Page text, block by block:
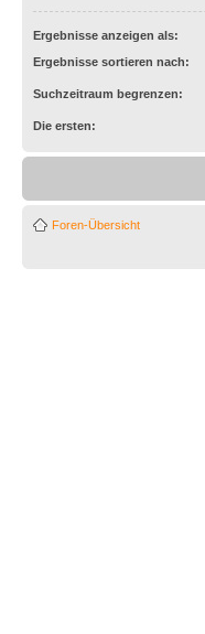
Ergebnisse anzeigen als:
Ergebnisse sortieren nach:
Suchzeitraum begrenzen:
Die ersten:
Foren-Übersicht